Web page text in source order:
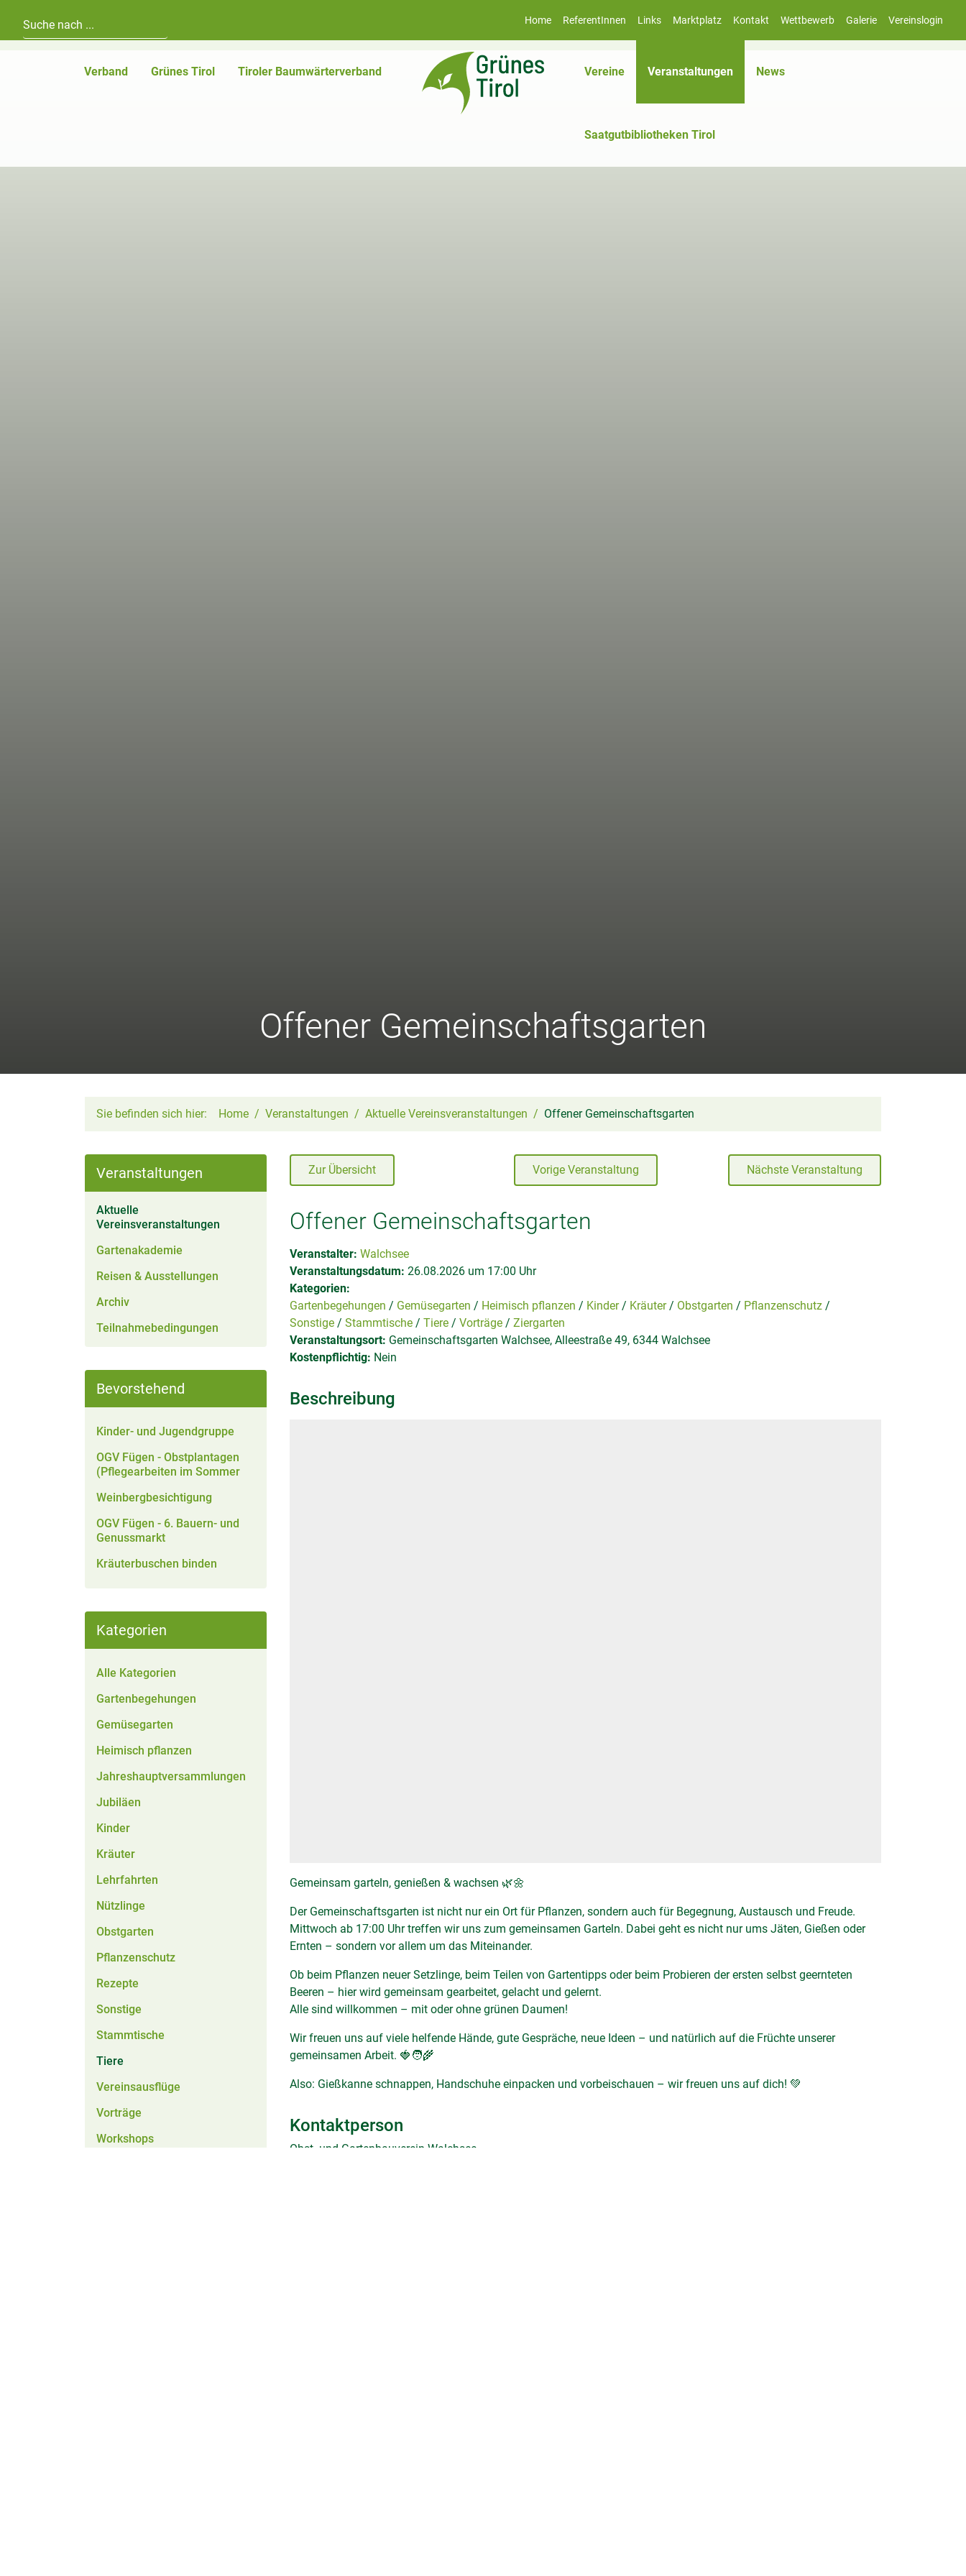
Home ReferentInnen Links Marktplatz Kontakt Wettbewerb Galerie Vereinslogin
Verband Grünes Tirol Tiroler Baumwärterverband Vereine Veranstaltungen(aktiv)News
Saatgutbibliotheken Tirol
Offener Gemeinschaftsgarten
Sie befinden sich hier: Home Veranstaltungen Aktuelle Vereinsveranstaltungen Offener Gemeinschaftsgarten
Veranstaltungen
Aktuelle
Vereinsveranstaltungen
Gartenakademie
Reisen & Ausstellungen
Archiv
Teilnahmebedingungen
Bevorstehend
Kinder- und Jugendgruppe
OGV Fügen - Obstplantagen
(Pflegearbeiten im Sommer
Weinbergbesichtigung
OGV Fügen - 6. Bauern- und
Genussmarkt
Kräuterbuschen binden
Kategorien
Alle Kategorien
Gartenbegehungen
Gemüsegarten
Heimisch pflanzen
Jahreshauptversammlungen
Jubiläen
Kinder
Kräuter
Lehrfahrten
Nützlinge
Obstgarten
Pflanzenschutz
Rezepte
Sonstige
Stammtische
Tiere
Vereinsausflüge
Vorträge
Workshops
Zur Übersicht Vorige Veranstaltung Nächste Veranstaltung
Offener Gemeinschaftsgarten
Veranstalter: Walchsee
Veranstaltungsdatum: 26.08.2026 um 17:00 Uhr
Kategorien:
Gartenbegehungen
Gemüsegarten Heimisch pflanzen Kinder Kräuter Obstgarten
Pflanzenschutz
Sonstige
Stammtische Tiere Vorträge
Ziergarten
Veranstaltungsort: Gemeinschaftsgarten Walchsee, Alleestraße 49, 6344 Walchsee
Kostenpflichtig: Nein
Beschreibung
Gemeinsam garteln, genießen & wachsen 🌿🌼
Der Gemeinschaftsgarten ist nicht nur ein Ort für Pflanzen, sondern auch für Begegnung, Austausch und Freude.
Mittwoch ab 17:00 Uhr treffen wir uns zum gemeinsamen Garteln. Dabei geht es nicht nur ums Jäten, Gießen oder
Ernten – sondern vor allem um das Miteinander.
Ob beim Pflanzen neuer Setzlinge, beim Teilen von Gartentipps oder beim Probieren der ersten selbst geernteten
Beeren – hier wird gemeinsam gearbeitet, gelacht und gelernt.
Alle sind willkommen – mit oder ohne grünen Daumen!
Wir freuen uns auf viele helfende Hände, gute Gespräche, neue Ideen – und natürlich auf die Früchte unserer
gemeinsamen Arbeit. 🍓🧑‍🌾
Also: Gießkanne schnappen, Handschuhe einpacken und vorbeischauen – wir freuen uns auf dich! 💚
Kontaktperson
Obst- und Gartenbauverein Walchsee